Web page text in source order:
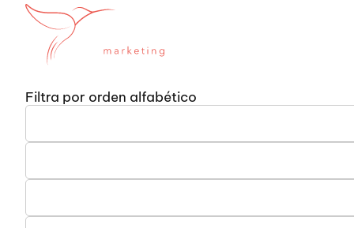
Filtra por orden alfabético